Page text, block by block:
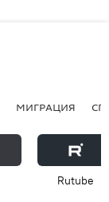
МИГРАЦИЯ
Rutube